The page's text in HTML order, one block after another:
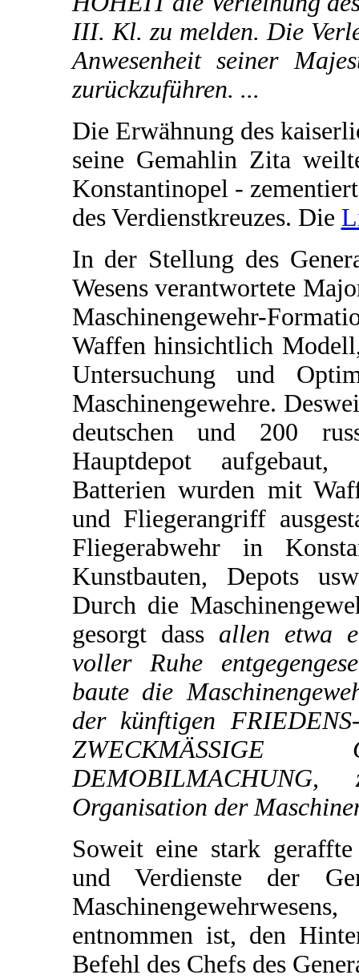
III. Kl. zu melden. Die
Anwesenheit seiner
zurückzuführen. ...
Die Erwähnung des
seine Gemahlin Zita
Konstantinopel -
des Verdienstkreuzes. Die
In der Stellung des
Wesens verantwortete
Maschinengewehr-
Waffen hinsichtlich
Untersuchung und
Maschinengewehre.
deutschen und 200
Hauptdepot
Batterien wurden mit
und Fliegerangriff
Fliegerabwehr in
Kunstbauten, Depots
Durch die
gesorgt dass allen etwa
voller Ruhe
baute die
der künftigen
Organisation der
Soweit eine stark
und Verdienste der
entnommen ist, den
Befehl des Chefs des